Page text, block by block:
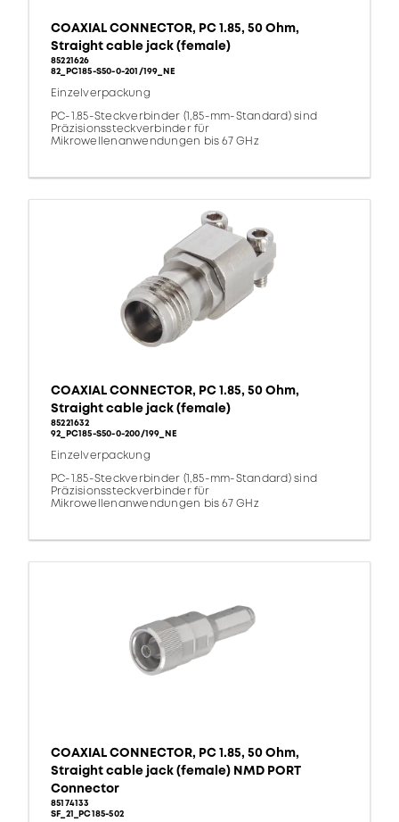
COAXIAL CONNECTOR, PC 1.85, 50 Ohm,
Straight cable jack (female)
85221626
82_PC185-S50-0-201/199_NE
Einzelverpackung
PC-1.85-Steckverbinder (1,85-mm-Standard) sind
Präzisionssteckverbinder für
Mikrowellenanwendungen bis 67 GHz
COAXIAL CONNECTOR, PC 1.85, 50 Ohm,
Straight cable jack (female)
85221632
92_PC185-S50-0-200/199_NE
Einzelverpackung
PC-1.85-Steckverbinder (1,85-mm-Standard) sind
Präzisionssteckverbinder für
Mikrowellenanwendungen bis 67 GHz
COAXIAL CONNECTOR, PC 1.85, 50 Ohm,
Straight cable jack (female) NMD PORT
Connector
85174133
SF_21_PC185-502